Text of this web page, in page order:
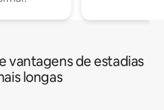
vantagens de estadias
longas